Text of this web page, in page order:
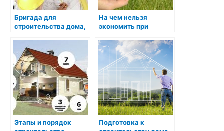
Бригада для
строительства дома,
На чем нельзя
экономить при
Этапы и порядок
Подготовка к